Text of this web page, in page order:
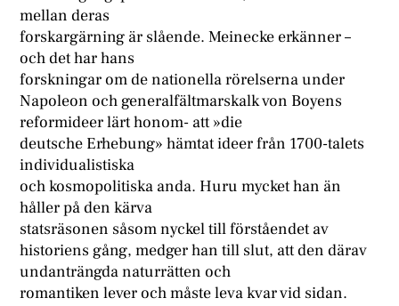
mellan deras
forskargärning är slående. Meinecke erkänner –
och det har hans
forskningar om de nationella rörelserna under
Napoleon och generalfältmarskalk von Boyens
reformideer lärt honom- att »die
deutsche Erhebung» hämtat ideer från 1700-talets
individualistiska
och kosmopolitiska anda. Huru mycket han än
håller på den kärva
statsräsonen såsom nyckel till förståendet av
historiens gång, medger han till slut, att den därav
undanträngda naturrätten och
romantiken lever och måste leva kvar vid sidan.